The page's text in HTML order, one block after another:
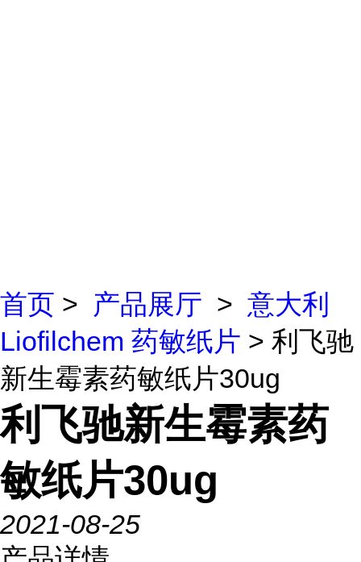
首页 > 产品展厅 > 意大利
Liofilchem 药敏纸片 > 利飞驰
新生霉素药敏纸片30ug
利飞驰新生霉素药
敏纸片30ug
2021-08-25